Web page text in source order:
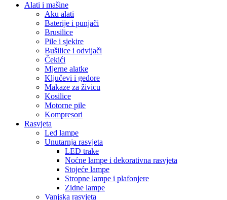
Alati i mašine
Aku alati
Baterije i punjači
Brusilice
Pile i sjekire
Bušilice i odvijači
Čekići
Mjerne alatke
Ključevi i gedore
Makaze za živicu
Kosilice
Motorne pile
Kompresori
Rasvjeta
Led lampe
Unutarnja rasvjeta
LED trake
Noćne lampe i dekorativna rasvjeta
Stojeće lampe
Stropne lampe i plafonjere
Zidne lampe
Vanjska rasvjeta